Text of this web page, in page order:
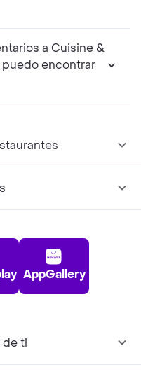
a Cuisine &
encontrar
AppGallery
de ti